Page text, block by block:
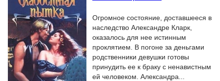
Огромное состояние, доставшееся в
наследство Александре Кларк,
оказалось для нее истинным
проклятием. В погоне за деньгами
родственники девушки готовы
принудить ее к браку с ненавистным
ей человеком. Александра...